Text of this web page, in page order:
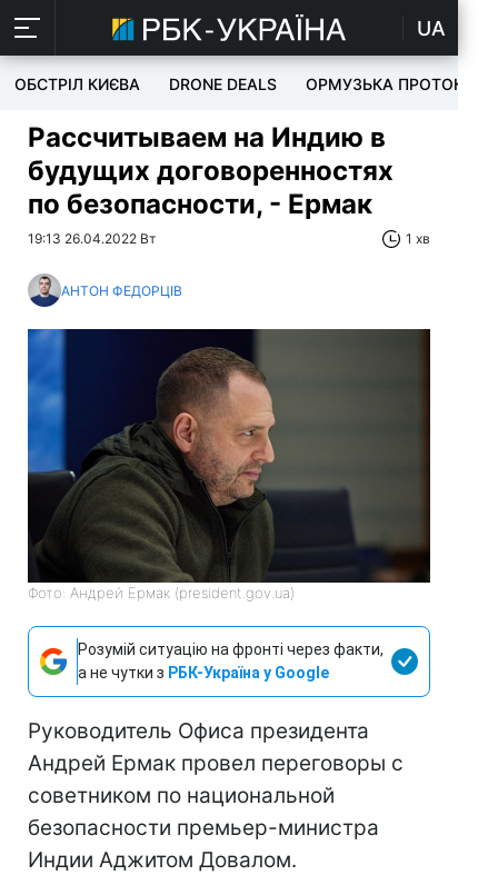
UA
ОБСТРІЛ КИЄВА DRONE DEALS ОРМУЗЬКА ПРОТОКА
Рассчитываем на Индию в
будущих договоренностях
по безопасности, - Ермак
19:13 26.04.2022 Вт 1 хв
АНТОН ФЕДОРЦІВ
Фото: Андрей Ермак (president.gov.ua)
Розумій ситуацію на фронті через факти,
а не чутки з РБК-Україна у Google
Руководитель Офиса президента
Андрей Ермак провел переговоры с
советником по национальной
безопасности премьер-министра
Индии Аджитом Довалом.